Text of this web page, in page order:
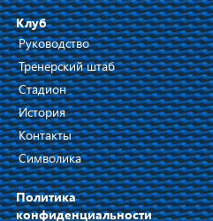
Клуб
Руководство
Тренерский штаб
Стадион
История
Контакты
Символика
Политика
конфиденциальности